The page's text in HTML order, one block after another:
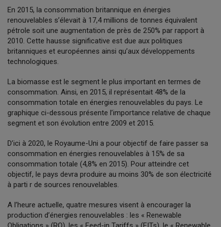
En 2015, la consommation britannique en énergies
renouvelables s’élevait à 17,4 millions de tonnes équivalent
pétrole soit une augmentation de près de 250% par rapport à
2010. Cette hausse significative est due aux politiques
britanniques et européennes ainsi qu’aux développements
technologiques.
La biomasse est le segment le plus important en termes de
consommation. Ainsi, en 2015, il représentait 48% de la
consommation totale en énergies renouvelables du pays. Le
graphique ci-dessous présente l’importance relative de chaque
segment et son évolution entre 2009 et 2015.
D’ici à 2020, le Royaume-Uni a pour objectif de faire passer sa
consommation en énergies renouvelables à 15% de sa
consommation totale (4,8% en 2015). Pour atteindre cet
objectif, le pays devra produire au moins 30% de son électricité
à parti r de sources renouvelables.
A l’heure actuelle, quatre mesures visent à encourager la
production d’énergies renouvelables : les « Renewable